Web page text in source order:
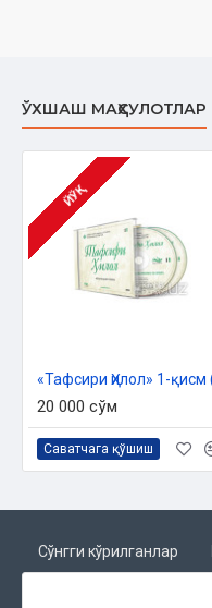
ЎХШАШ МАҲСУЛОТЛАР
ЙЎҚ
20 000 сўм
Саватчага қўшиш
Сўнгги кўрилганлар